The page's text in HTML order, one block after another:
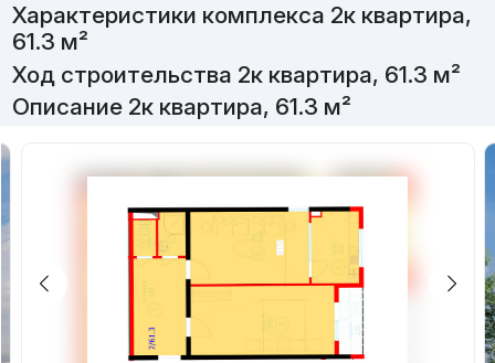
Характеристики комплекса 2к квартира,
61.3 м²
Ход строительства 2к квартира, 61.3 м²
Описание 2к квартира, 61.3 м²